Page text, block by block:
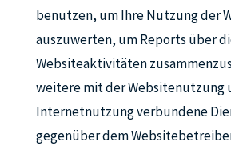
benutzen, um Ihre Nutzung der
auszuwerten, um Reports über
Websiteaktivitäten
weitere mit der Websitenutzung
Internetnutzung verbundene
gegenüber dem